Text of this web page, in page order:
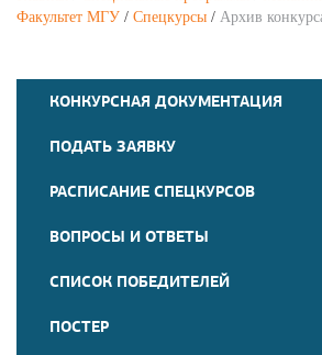
Факультет МГУ / Спецкурсы / Архив
КОНКУРСНАЯ ДОКУМЕНТАЦИЯ
ПОДАТЬ ЗАЯВКУ
РАСПИСАНИЕ СПЕЦКУРСОВ
ВОПРОСЫ И ОТВЕТЫ
СПИСОК ПОБЕДИТЕЛЕЙ
ПОСТЕР